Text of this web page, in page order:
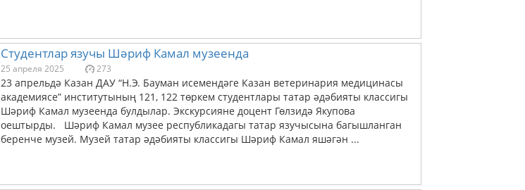
Студентлар язучы Шәриф Камал музеенда
25 апреля 2025 273
23 апрельдә Казан ДАУ “Н.Э. Бауман исемендәге Казан ветеринария медицинасы
академиясе” институтының 121, 122 төркем студентлары татар әдәбияты классигы
Шәриф Камал музеенда булдылар. Экскурсияне доцент Гөлзидә Якупова
оештырды. Шәриф Камал музее республикадагы татар язучысына багышланган
беренче музей. Музей татар әдәбияты классигы Шәриф Камал яшәгән ...